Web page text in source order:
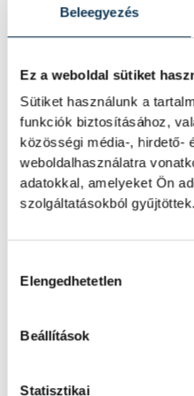
Beleegyezés
Ez a weboldal sütiket
Sütiket használunk a
funkciók biztosításához,
közösségi média-, hirdető-
weboldalhasználatra
adatokkal, amelyeket Ön
szolgáltatásokból gyűjtöttek.
Elengedhetetlen
Beállítások
Statisztikai
A Ferencvárosi
Groupama
A korai
Veszprém
A veszprémi
csoportjának 3.
A Real